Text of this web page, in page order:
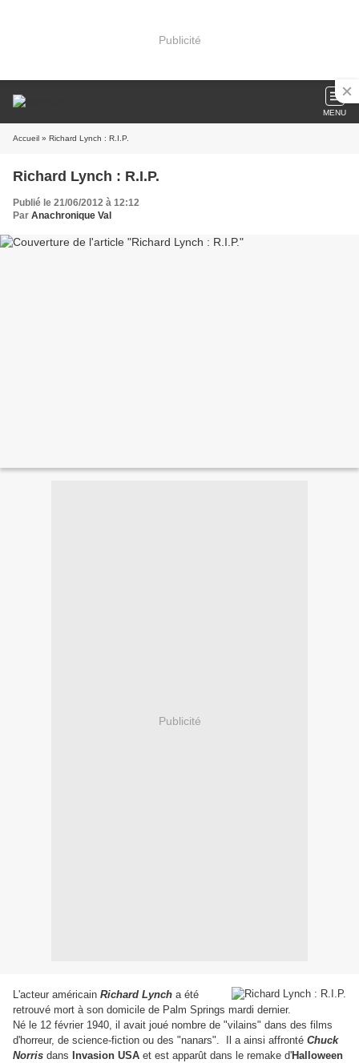
Publicité
MENU
Accueil » Richard Lynch : R.I.P.
Richard Lynch : R.I.P.
Publié le 21/06/2012 à 12:12
Par Anachronique Val
Publicité
L'acteur américain Richard Lynch a été
retrouvé mort à son domicile de Palm Springs mardi dernier.
Né le 12 février 1940, il avait joué nombre de "vilains" dans des films
d'horreur, de science-fiction ou des "nanars". Il a ainsi affronté Chuck
Norris dans Invasion USA et est apparût dans le remake d'Halloween